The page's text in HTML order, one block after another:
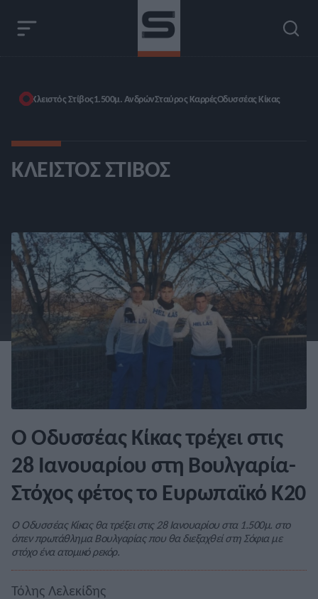
Κλειστός Στίβος1.500μ. ΑνδρώνΣταύρος ΚαρρέςΟδυσσέας Κίκας
ΚΛΕΙΣΤΌΣ ΣΤΊΒΟΣ
Ο Οδυσσέας Κίκας τρέχει στις
28 Ιανουαρίου στη Βουλγαρία-
Στόχος φέτος το Ευρωπαϊκό Κ20
Ο Οδυσσέας Κίκας θα τρέξει στις 28 Ιανουαρίου στα 1.500μ. στο
όπεν πρωτάθλημα Βουλγαρίας που θα διεξαχθεί στη Σόφια με
στόχο ένα ατομικό ρεκόρ.
Τόλης Λελεκίδης